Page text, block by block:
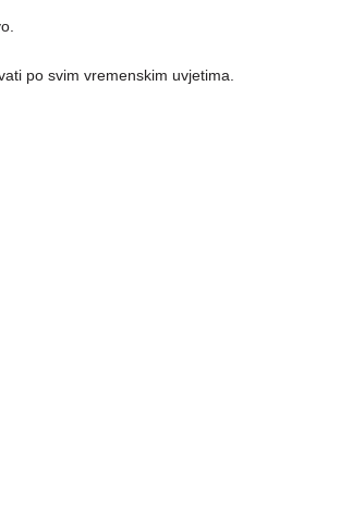
po svim vremenskim uvjetima.